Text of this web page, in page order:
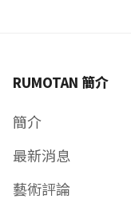
RUMOTAN 簡介
簡介
最新消息
藝術評論